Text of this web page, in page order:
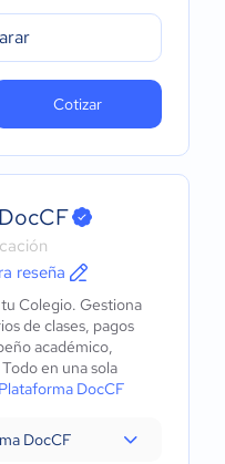
Cotizar
reseña
Colegio. Gestiona
de clases, pagos
académico,
en una sola
DocCF
DocCF